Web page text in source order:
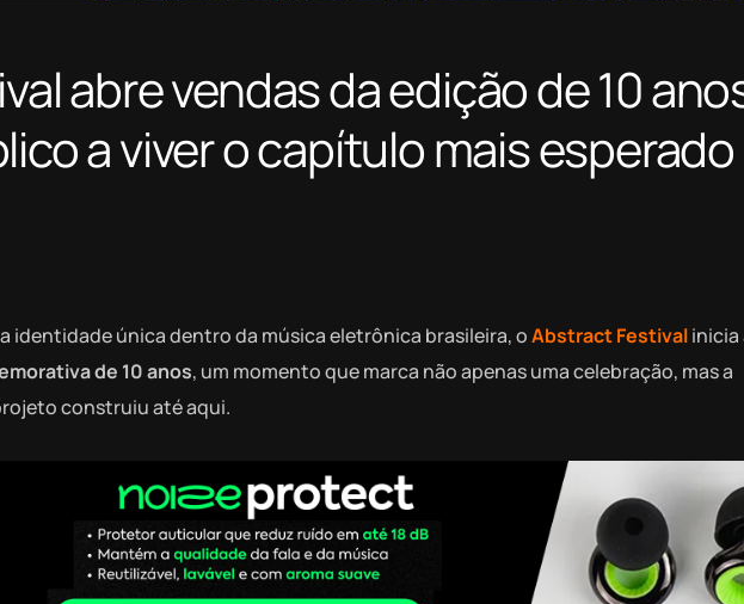
abre vendas da edição de 10
a viver o capítulo mais
identidade única dentro da música eletrônica brasileira, oAbstract Festivalinicia
de 10 anos, um momento que marca não apenas uma celebração, mas a
construiu até aqui.